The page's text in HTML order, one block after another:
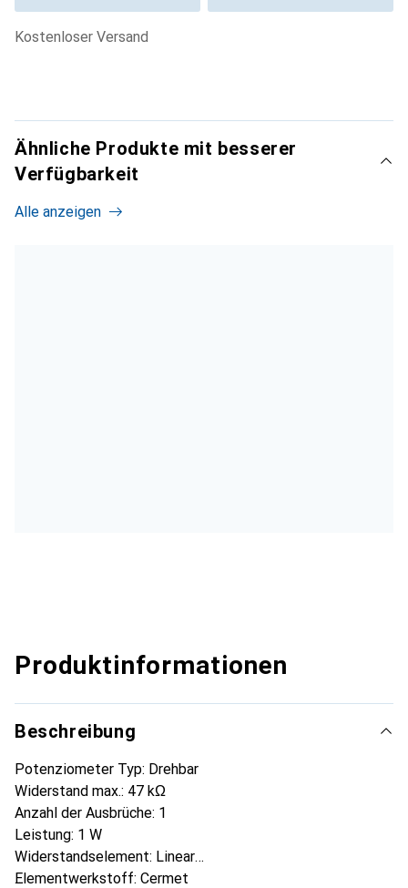
kostenloser Versand
Ähnliche Produkte mit besserer
Verfügbarkeit
Alle anzeigen
Produktinformationen
Beschreibung
Potenziometer Typ: Drehbar
Widerstand max.: 47 kΩ
Anzahl der Ausbrüche: 1
Leistung: 1 W
Widerstandselement: Linear
Elementwerkstoff: Cermet